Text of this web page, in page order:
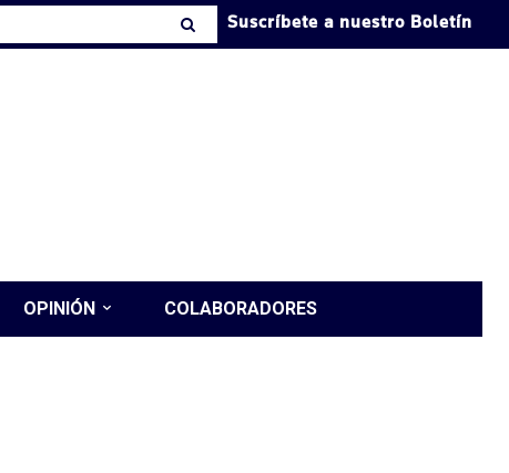
Suscríbete a nuestro Boletín
OPINIÓN COLABORADORES